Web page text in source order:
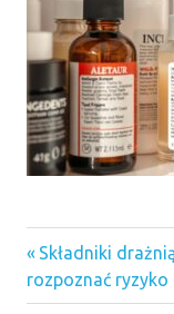
Nawigacja
wpisu
Previous
Post:
Składniki
rozpoznać